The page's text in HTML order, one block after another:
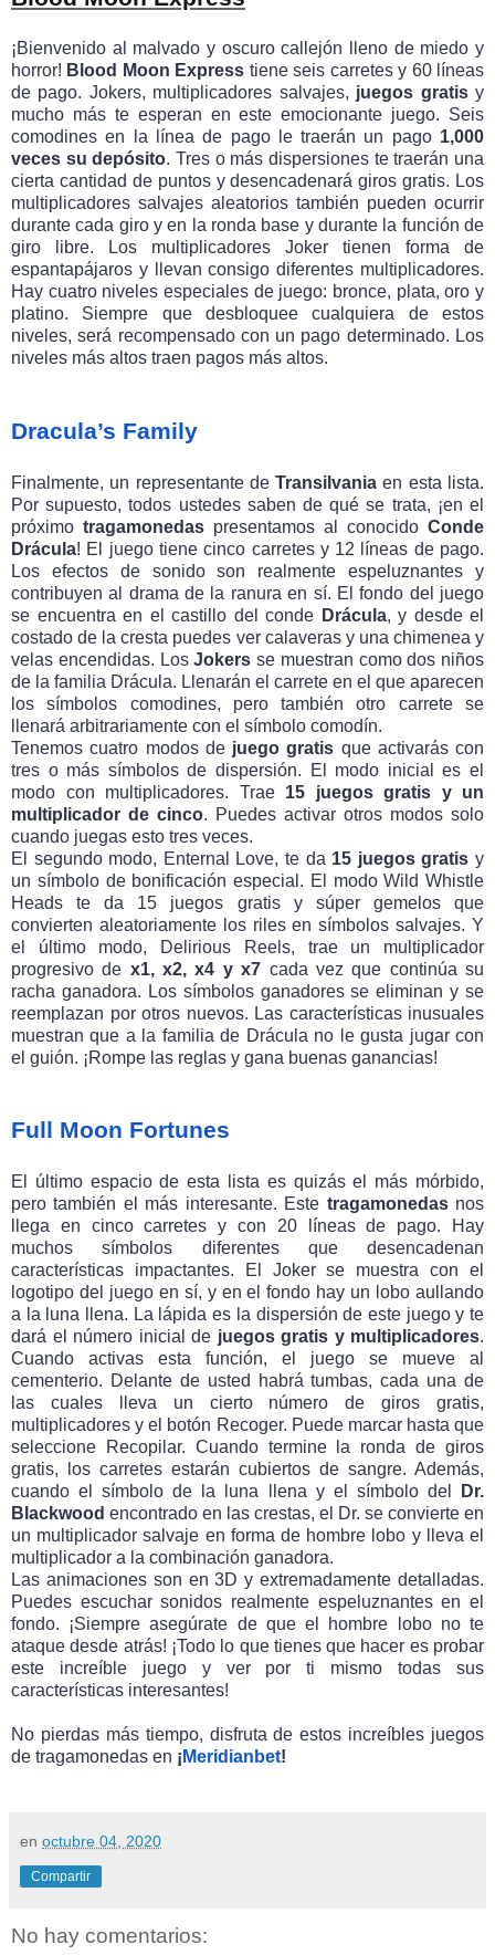
¡Bienvenido al malvado y oscuro callejón lleno de miedo y
horror! Blood Moon Express tiene seis carretes y 60 líneas
de pago. Jokers, multiplicadores salvajes, juegos gratisy
mucho más te esperan en este emocionante juego. Seis
comodines en la línea de pago le traerán un pago 1,000
veces su depósito. Tres o más dispersiones te traerán una
cierta cantidad de puntos y desencadenará giros gratis. Los
multiplicadores salvajes aleatorios también pueden ocurrir
durante cada giro y en la ronda base y durante la función de
giro libre. Los multiplicadores Joker tienen forma de
espantapájaros y llevan consigo diferentes multiplicadores.
Hay cuatro niveles especiales de juego: bronce, plata, oro y
platino. Siempre que desbloquee cualquiera de estos
niveles, será recompensado con un pago determinado. Los
niveles más altos traen pagos más altos.
Dracula’s Family
Finalmente, un representante deTransilvania en esta lista.
Por supuesto, todos ustedes saben de qué se trata, ¡en el
próximo tragamonedas presentamos al conocido Conde
Drácula! El juego tiene cinco carretes y 12 líneas de pago.
Los efectos de sonido son realmente espeluznantes y
contribuyen al drama de la ranura en sí. El fondo del juego
se encuentra en el castillo del conde Drácula, y desde el
costado de la cresta puedes ver calaveras y una chimenea y
velas encendidas. LosJokers se muestran como dos niños
de la familia Drácula. Llenarán el carrete en el que aparecen
los símbolos comodines, pero también otro carrete se
llenará arbitrariamente con el símbolo comodín.
Tenemos cuatro modos de juego gratis que activarás con
tres o más símbolos de dispersión. El modo inicial es el
modo con multiplicadores. Trae 15 juegos gratis y un
multiplicador de cinco. Puedes activar otros modos solo
cuando juegas esto tres veces.
El segundo modo, Enternal Love, te da 15 juegos gratis y
un símbolo de bonificación especial. El modo Wild Whistle
Heads te da 15 juegos gratis y súper gemelos que
convierten aleatoriamente los riles en símbolos salvajes. Y
el último modo, Delirious Reels, trae un multiplicador
progresivo de x1, x2, x4 y x7 cada vez que continúa su
racha ganadora. Los símbolos ganadores se eliminan y se
reemplazan por otros nuevos. Las características inusuales
muestran que a la familia de Drácula no le gusta jugar con
el guión. ¡Rompe las reglas y gana buenas ganancias!
Full Moon Fortunes
El último espacio de esta lista es quizás el más mórbido,
pero también el más interesante. Este tragamonedasnos
llega en cinco carretes y con 20 líneas de pago. Hay
muchos símbolos diferentes que desencadenan
características impactantes. El Joker se muestra con el
logotipo del juego en sí, y en el fondo hay un lobo aullando
a la luna llena. La lápida es la dispersión de este juego y te
dará el número inicial de juegos gratis y multiplicadores.
Cuando activas esta función, el juego se mueve al
cementerio. Delante de usted habrá tumbas, cada una de
las cuales lleva un cierto número de giros gratis,
multiplicadores y el botón Recoger. Puede marcar hasta que
seleccione Recopilar. Cuando termine la ronda de giros
gratis, los carretes estarán cubiertos de sangre. Además,
cuando el símbolo de la luna llena y el símbolo del
Dr.
Blackwood encontrado en las crestas, el Dr. se convierte en
un multiplicador salvaje en forma de hombre lobo y lleva el
multiplicador a la combinación ganadora.
Las animaciones son en 3D y extremadamente detalladas.
Puedes escuchar sonidos realmente espeluznantes en el
fondo. ¡Siempre asegúrate de que el hombre lobo no te
ataque desde atrás! ¡Todo lo que tienes que hacer es probar
este increíble juego y ver por ti mismo todas sus
características interesantes!
No pierdas más tiempo, disfruta de estos increíbles juegos
de tragamonedas en ¡ Meridianbet!
en octubre 04, 2020
Compartir
No hay comentarios: